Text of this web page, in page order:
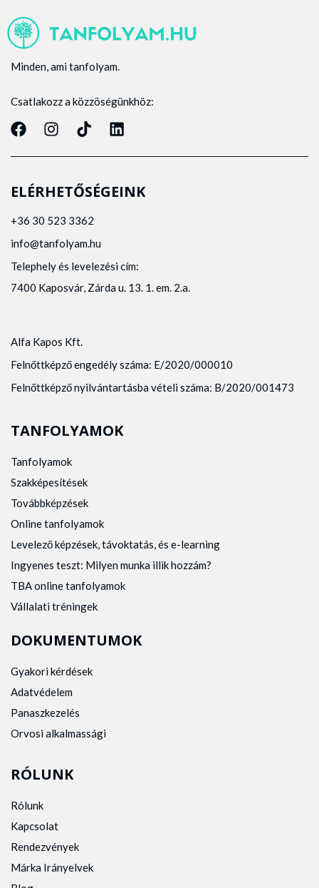
Minden, ami tanfolyam.
Csatlakozz a közzöségünkhöz:
ELÉRHETŐSÉGEINK
+36 30 523 3362
info@tanfolyam.hu
Telephely és levelezési cím:
7400 Kaposvár, Zárda u. 13. 1. em. 2.a.
Alfa Kapos Kft.
Felnőttképző engedély száma: E/2020/000010
Felnőttképző nyilvántartásba vételi száma: B/2020/001473
TANFOLYAMOK
Tanfolyamok
Szakképesítések
Továbbképzések
Online tanfolyamok
Levelező képzések, távoktatás, és e-learning
Ingyenes teszt: Milyen munka illik hozzám?
TBA online tanfolyamok
Vállalati tréningek
DOKUMENTUMOK
Gyakori kérdések
Adatvédelem
Panaszkezelés
Orvosi alkalmassági
RÓLUNK
Rólunk
Kapcsolat
Rendezvények
Márka Irányelvek